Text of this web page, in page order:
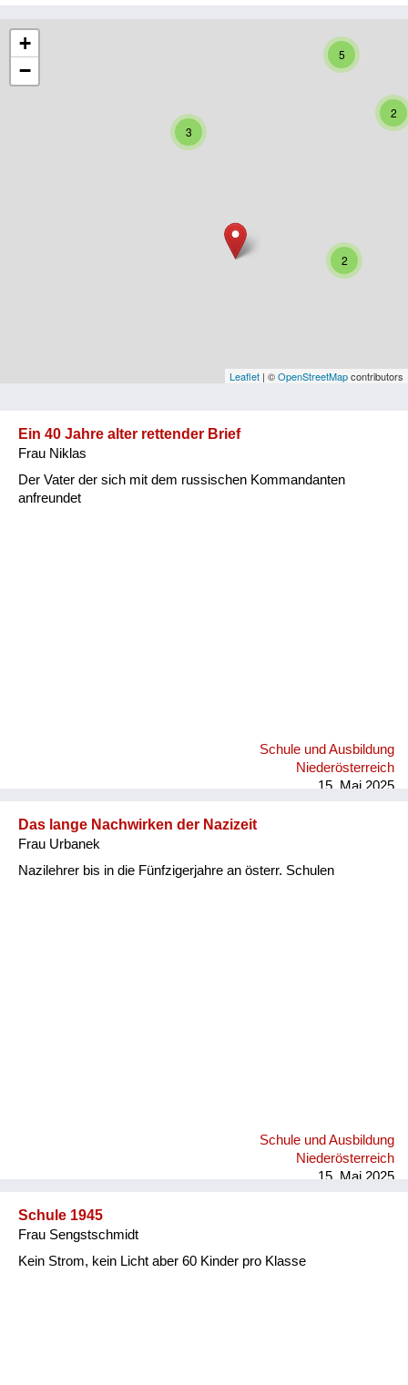
Kärnten
Oberösterreich
Vorarlberg
Wiederaufbau und
Wohnen
2
5
2
3
+
−
Leaflet | ©OpenStreetMapcontributors
Ein 40 Jahre alter rettender Brief
Frau Niklas
Der Vater der sich mit dem russischen Kommandanten
anfreundet
Schule und Ausbildung
Niederösterreich
15. Mai 2025
Das lange Nachwirken der Nazizeit
Frau Urbanek
Nazilehrer bis in die Fünfzigerjahre an österr. Schulen
Schule und Ausbildung
Niederösterreich
15. Mai 2025
Schule 1945
Frau Sengstschmidt
Kein Strom, kein Licht aber 60 Kinder pro Klasse